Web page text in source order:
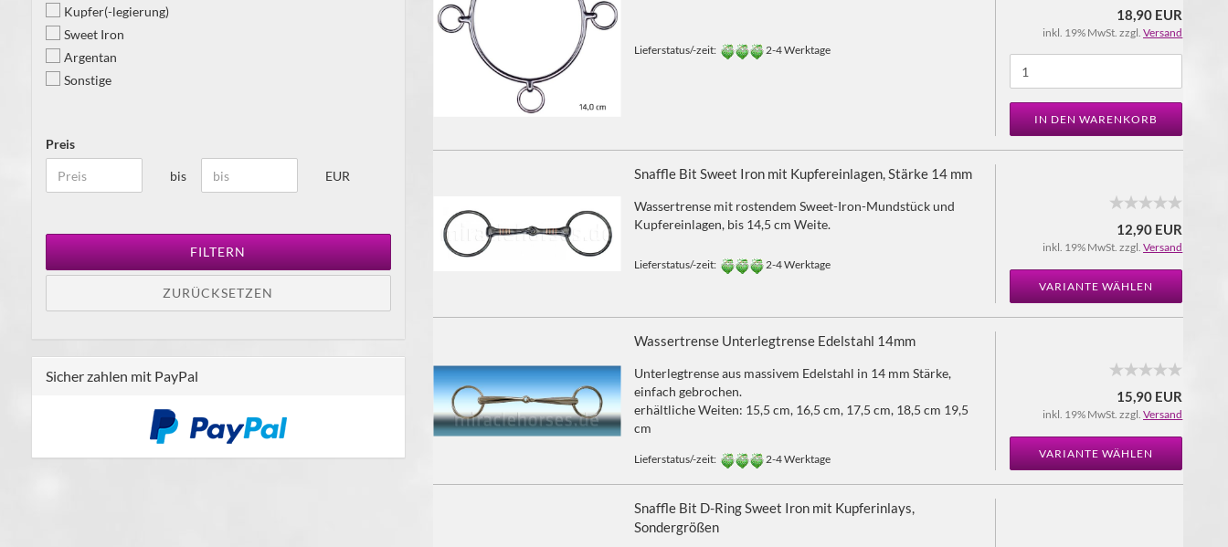
Lieferstatus/-zeit: 2-4 Werktage
18,90 EUR
inkl. 19% MwSt. zzgl.Versand
IN DEN WARENKORB
Snaffle Bit Sweet Iron mit Kupfereinlagen, Stärke 14 mm
Wassertrense mit rostendem Sweet-Iron-Mundstück und
Kupfereinlagen, bis 14,5 cm Weite.
Lieferstatus/-zeit: 2-4 Werktage
12,90 EUR
inkl. 19% MwSt. zzgl.Versand
VARIANTE WÄHLEN
Wassertrense Unterlegtrense Edelstahl 14mm
Unterlegtrense aus massivem Edelstahl in 14 mm Stärke,
einfach gebrochen.
erhältliche Weiten: 15,5 cm, 16,5 cm, 17,5 cm, 18,5 cm 19,5
cm
Lieferstatus/-zeit: 2-4 Werktage
15,90 EUR
inkl. 19% MwSt. zzgl.Versand
VARIANTE WÄHLEN
Snaffle Bit D-Ring Sweet Iron mit Kupferinlays,
Sondergrößen
Kupfer(-legierung)
Sweet Iron
Argentan
Sonstige
Preis
bis EUR
FILTERN
ZURÜCKSETZEN
Sicher zahlen mit PayPal